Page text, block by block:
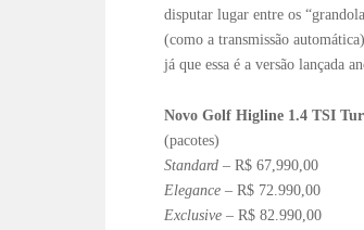
disputar lugar entre os
(como a transmissão
já que essa é a versão lançada
Novo Golf Higline 1.4 TSI
(pacotes)
Standard– R$ 67,990,00
Elegance– R$ 72.990,00
Exclusive– R$ 82.990,00